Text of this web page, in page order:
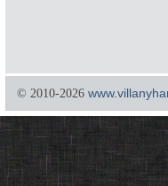
© 2010-2026